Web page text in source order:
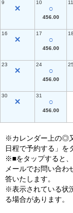
9
✕
10
○
456.00
11
16
✕
17
○
456.00
18
23
✕
24
○
456.00
25
30
✕
31
○
456.00
※カレンダー上の◎
日程で予約する」を
※■をタップすると
メールでお問い合わ
答いたします。
※表示されている状
る場合があります。